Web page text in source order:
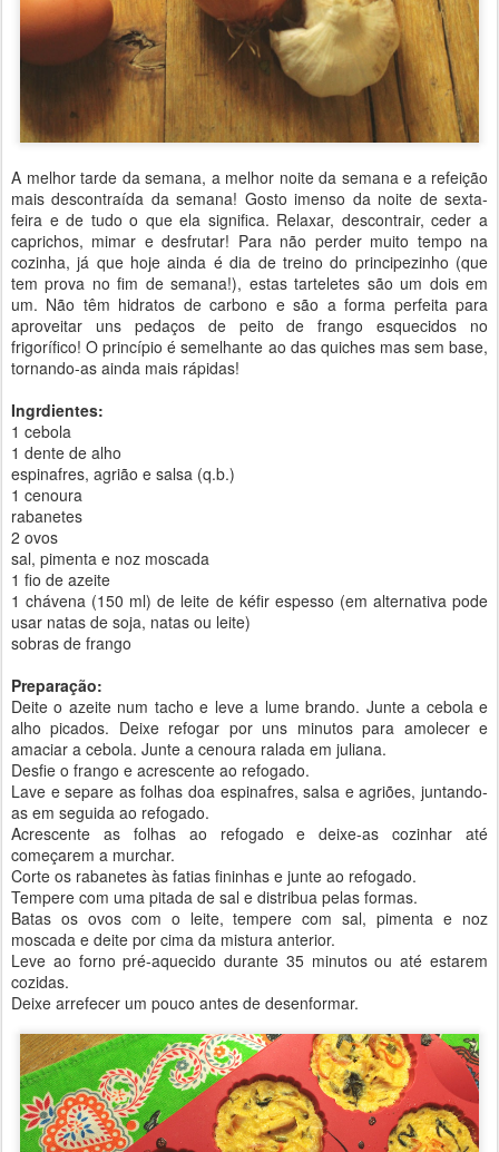
A melhor tarde da semana, a melhor noite da semana e a refeição
mais descontraída da semana! Gosto imenso da noite de sexta-
feira e de tudo o que ela significa. Relaxar, descontrair, ceder a
caprichos, mimar e desfrutar! Para não perder muito tempo na
cozinha, já que hoje ainda é dia de treino do principezinho (que
tem prova no fim de semana!), estas tarteletes são um dois em
um. Não têm hidratos de carbono e são a forma perfeita para
aproveitar uns pedaços de peito de frango esquecidos no
frigorífico! O princípio é semelhante ao das quiches mas sem base,
tornando-as ainda mais rápidas!
Ingrdientes:
1 cebola
1 dente de alho
espinafres, agrião e salsa (q.b.)
1 cenoura
rabanetes
2 ovos
sal, pimenta e noz moscada
1 fio de azeite
1 chávena (150 ml) de leite de kéfir espesso (em alternativa pode
usar natas de soja, natas ou leite)
sobras de frango
Preparação:
Deite o azeite num tacho e leve a lume brando. Junte a cebola e
alho picados. Deixe refogar por uns minutos para amolecer e
amaciar a cebola. Junte a cenoura ralada em juliana.
Desfie o frango e acrescente ao refogado.
Lave e separe as folhas doa espinafres, salsa e agriões, juntando-
as em seguida ao refogado.
Acrescente as folhas ao refogado e deixe-as cozinhar até
começarem a murchar.
Corte os rabanetes às fatias fininhas e junte ao refogado.
Tempere com uma pitada de sal e distribua pelas formas.
Batas os ovos com o leite, tempere com sal, pimenta e noz
moscada e deite por cima da mistura anterior.
Leve ao forno pré-aquecido durante 35 minutos ou até estarem
cozidas.
Deixe arrefecer um pouco antes de desenformar.